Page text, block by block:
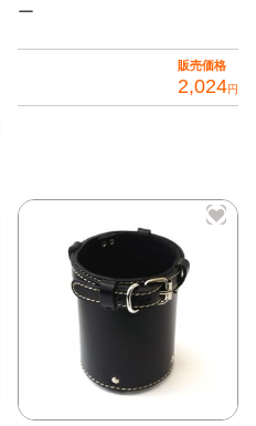
ー
販売価格
2,024円